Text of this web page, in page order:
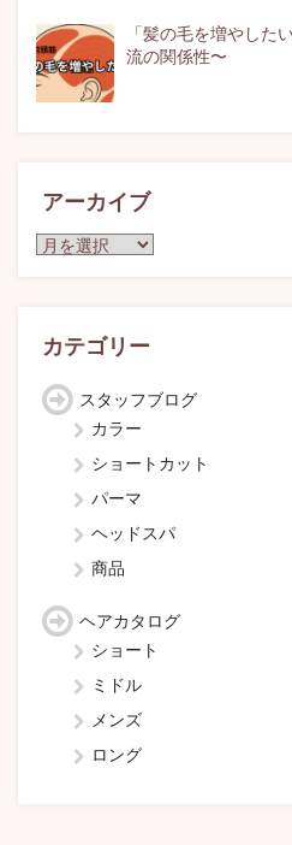
「髪の毛を増やした
流の関係性〜
アーカイブ
ア
ブ
カテゴリー
スタッフブログ
カラー
ショートカット
パーマ
ヘッドスパ
商品
ヘアカタログ
ショート
ミドル
メンズ
ロング